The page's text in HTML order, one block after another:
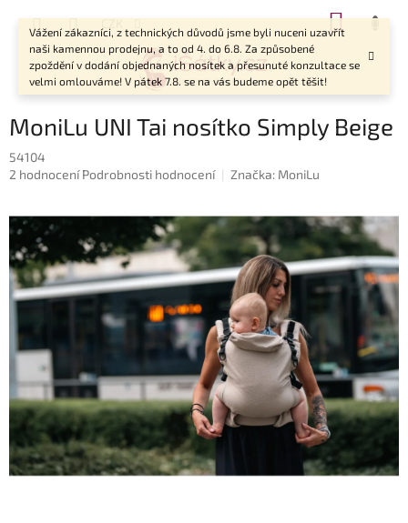
Vážení zákazníci, z technických důvodů jsme byli nuceni uzavřít
naši kamennou prodejnu, a to od 4. do 6.8. Za způsobené
zpoždění v dodání objednaných nosítek a přesunuté konzultace se
velmi omlouváme! V pátek 7.8. se na vás budeme opět těšit!
CZK
MoniLu UNI Tai nosítko Simply Beige
54104
Průměrné
je
z
5
hvězdiček.
2 hodnocení Podrobnosti hodnocení Značka: MoniLu